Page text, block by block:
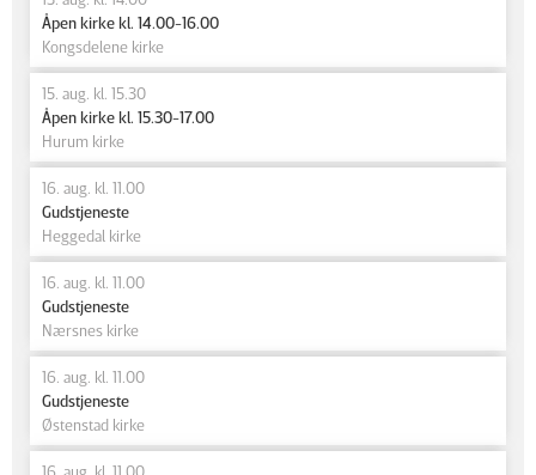
Åpen kirke kl. 14.00-16.00
Kongsdelene kirke
15. aug. kl. 15.30
Åpen kirke kl. 15.30-17.00
Hurum kirke
16. aug. kl. 11.00
Gudstjeneste
Heggedal kirke
16. aug. kl. 11.00
Gudstjeneste
Nærsnes kirke
16. aug. kl. 11.00
Gudstjeneste
Østenstad kirke
16. aug. kl. 11.00